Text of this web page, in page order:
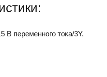
В переменного тока/3Y,